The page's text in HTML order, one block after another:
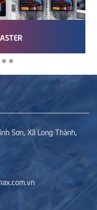
Sơn, Xã Long Thành,